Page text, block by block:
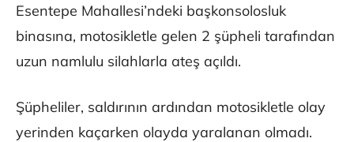
Esentepe Mahallesi’ndeki başkonsolosluk
binasına, motosikletle gelen 2 şüpheli tarafından
uzun namlulu silahlarla ateş açıldı.
Şüpheliler, saldırının ardından motosikletle olay
yerinden kaçarken olayda yaralanan olmadı.